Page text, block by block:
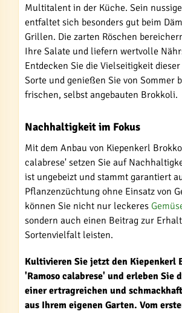
Multitalent in der Küche. Sein
entfaltet sich besonders gut beim
Grillen. Die zarten Röschen
Ihre Salate und liefern wertvolle
Entdecken Sie die Vielseitigkeit
Sorte und genießen Sie von Sommer
frischen, selbst angebauten Brokkoli.
Nachhaltigkeit im Fokus
Mit dem Anbau von Kiepenkerl
calabrese' setzen Sie auf
ist ungebeizt und stammt garantiert
Pflanzenzüchtung ohne Einsatz von
können Sie nicht nur leckeres
sondern auch einen Beitrag zur
Sortenvielfalt leisten.
Kultivieren Sie jetzt den Kiepenkerl
'Ramoso calabrese' und erleben Sie
einer ertragreichen und
aus Ihrem eigenen Garten. Vom